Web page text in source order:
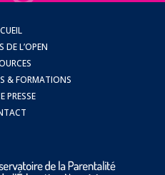
DE L’OPEN
& FORMATIONS
PRESSE